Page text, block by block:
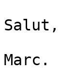
Salut,
Marc.